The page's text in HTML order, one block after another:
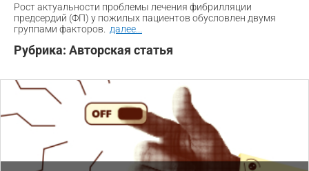
Рост актуальности проблемы лечения фибрилляции
предсердий (ФП) у пожилых пациентов обусловлен двумя
группами факторов.
далее
Рубрика: Авторская статья